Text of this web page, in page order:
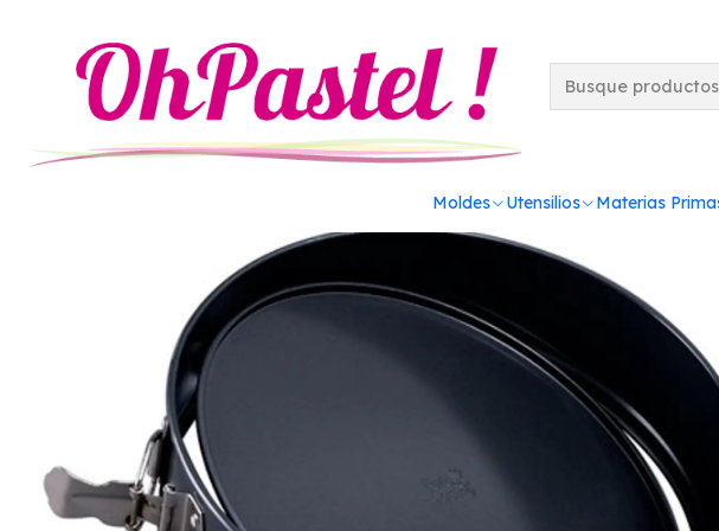
Moldes Utensilios Materias